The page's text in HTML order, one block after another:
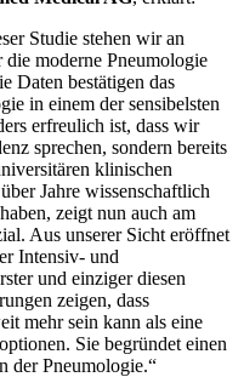
Studie stehen wir an
moderne Pneumologie
Daten bestätigen das
in einem der sensibelsten
erfreulich ist, dass wir
sprechen, sondern bereits
klinischen
Jahre wissenschaftlich
zeigt nun auch am
Aus unserer Sicht eröffnet
Intensiv- und
und einziger diesen
zeigen, dass
mehr sein kann als eine
Sie begründet einen
der Pneumologie.“